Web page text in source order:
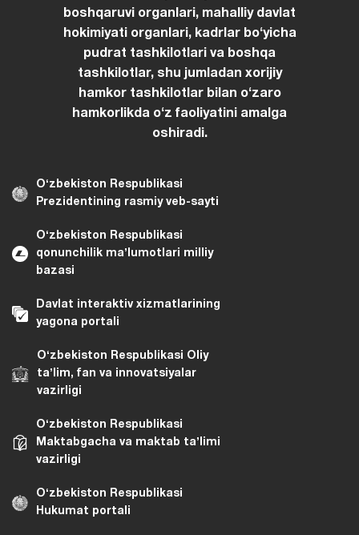
boshqaruvi organlari, mahalliy davlat
hokimiyati organlari, kadrlar boʻyicha
pudrat tashkilotlari va boshqa
tashkilotlar, shu jumladan xorijiy
hamkor tashkilotlar bilan oʻzaro
hamkorlikda oʻz faoliyatini amalga
oshiradi.
Oʻzbekiston Respublikasi
Prezidentining rasmiy veb-sayti
Oʻzbekiston Respublikasi
qonunchilik maʼlumotlari milliy
bazasi
Davlat interaktiv xizmatlarining
yagona portali
Oʻzbekiston Respublikasi Oliy
taʼlim, fan va innovatsiyalar
vazirligi
Oʻzbekiston Respublikasi
Maktabgacha va maktab taʼlimi
vazirligi
Oʻzbekiston Respublikasi
Hukumat portali